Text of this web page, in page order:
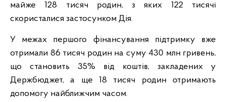
майже 128 тисяч родин, з яких 122 тисячі
скористалися застосунком Дія.
У межах першого фінансування підтримку вже
отримали 86 тисяч родин на суму 430 млн гривень,
що становить 35% від коштів, закладених у
Держбюджет, а ще 18 тисяч родин отримають
допомогу найближчим часом.